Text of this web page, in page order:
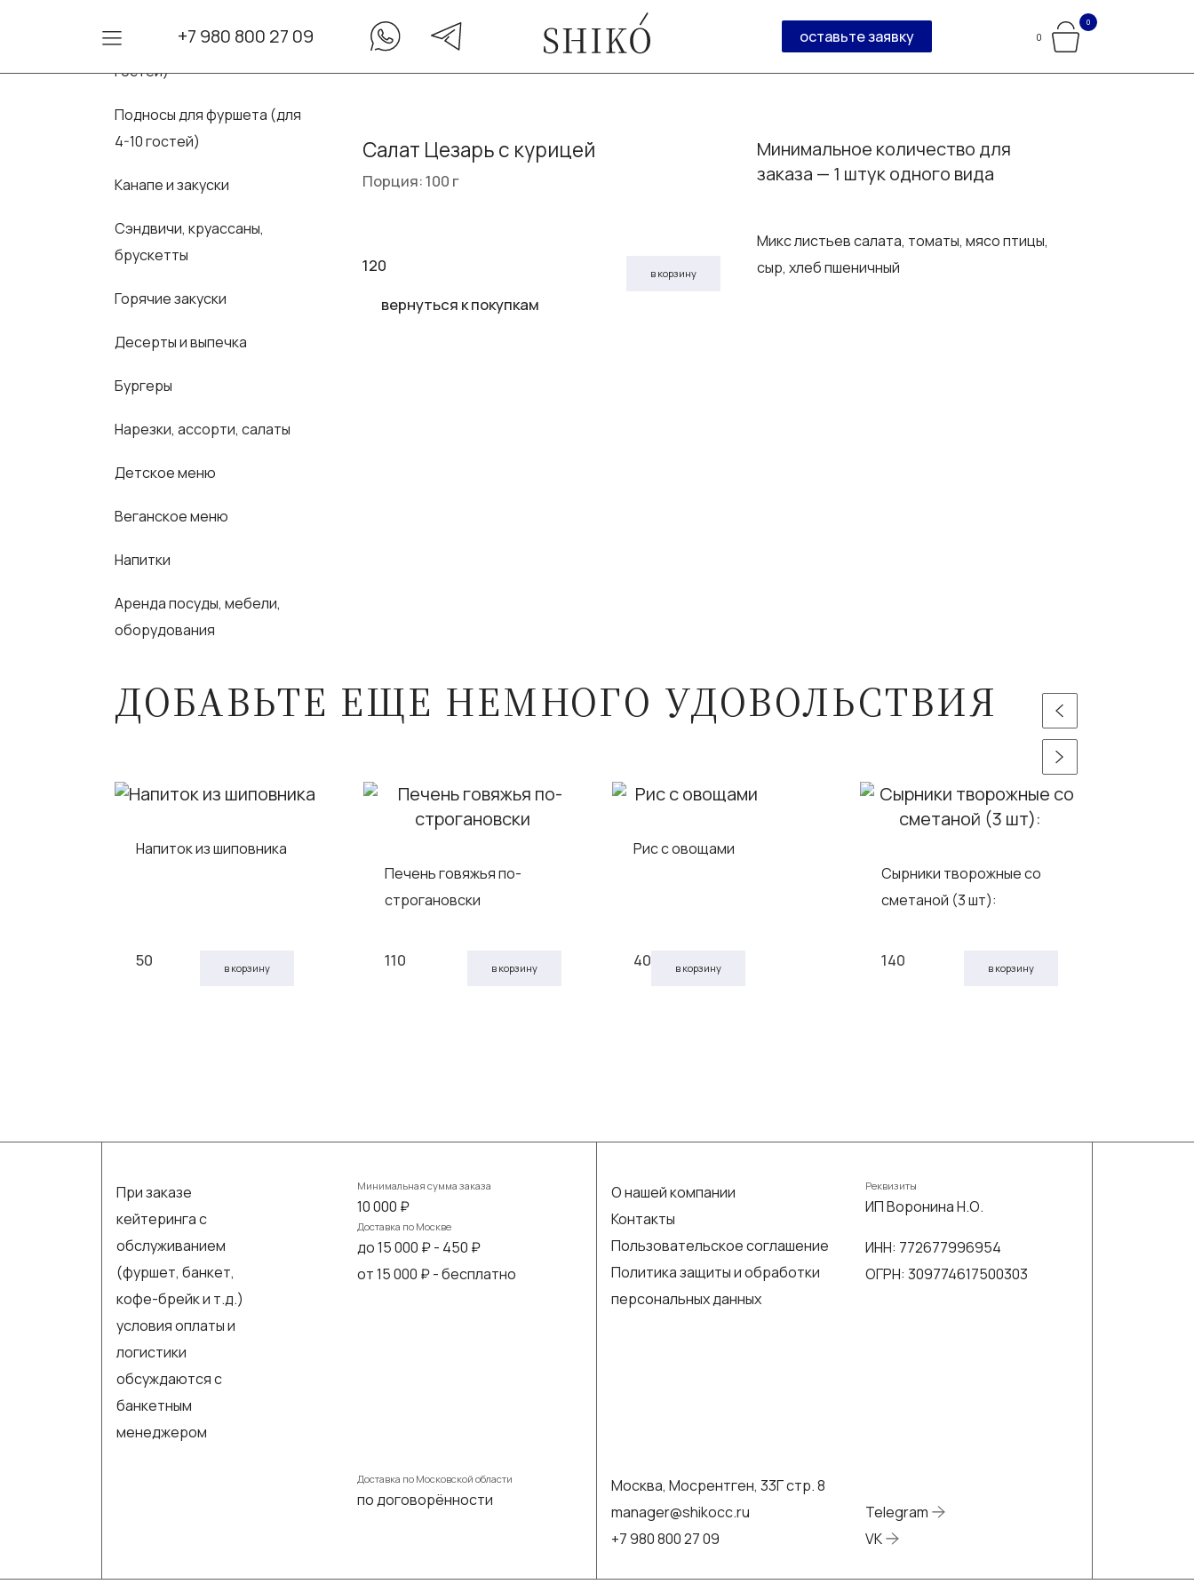
+7 980 800 27 09 оставьте заявку 0
0
Сеты для фуршета (для 10-30
гостей)
Подносы для фуршета (для
4-10 гостей)
Канапе и закуски
Сэндвичи, круассаны,
брускетты
Горячие закуски
Десерты и выпечка
Бургеры
Нарезки, ассорти, салаты
Детское меню
Веганское меню
Напитки
Аренда посуды, мебели,
оборудования
Салат Цезарь с курицей
Порция: 100 г
Минимальное количество для
заказа — 1 штук одного вида
120 в корзину
вернуться к покупкам
Микс листьев салата, томаты, мясо птицы,
сыр, хлеб пшеничный
ДОБАВЬТЕ ЕЩЕ НЕМНОГО УДОВОЛЬСТВИЯ
Напиток из шиповника
50 в корзину
Печень говяжья по-
строгановски
110 в корзину
Рис с овощами
40 в корзину
Сырники творожные со
сметаной (3 шт):
140 в корзину
При заказе
кейтеринга с
обслуживанием
(фуршет, банкет,
кофе-брейк и т.д.)
условия оплаты и
логистики
обсуждаются с
банкетным
менеджером
Минимальная сумма заказа
10 000 ₽
Доставка по Москве
до 15 000 ₽ - 450 ₽
от 15 000 ₽ - бесплатно
О нашей компании
Контакты
Пользовательское соглашение
Политика защиты и обработки
персональных данных
Реквизиты
ИП Воронина Н.О.
ИНН: 772677996954
ОГРН: 309774617500303
Доставка по Московской области
по договорённости
Москва, Мосрентген, 33Г стр. 8
manager@shikocc.ru
+7 980 800 27 09
Telegram
VK